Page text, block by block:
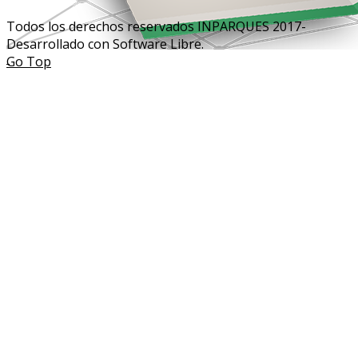
Todos los derechos reservados INPARQUES 2017-
Desarrollado con Software Libre.
Go Top